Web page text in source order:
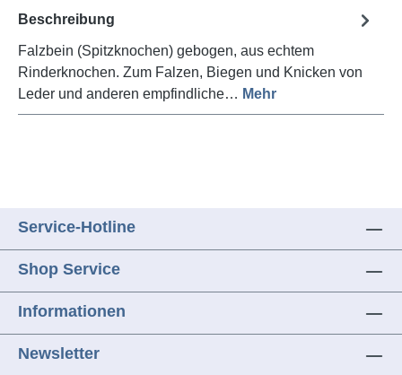
Beschreibung
Falzbein (Spitzknochen) gebogen, aus echtem
Rinderknochen. Zum Falzen, Biegen und Knicken von
Leder und anderen empfindliche… Mehr
Service-Hotline
Shop Service
Informationen
Newsletter